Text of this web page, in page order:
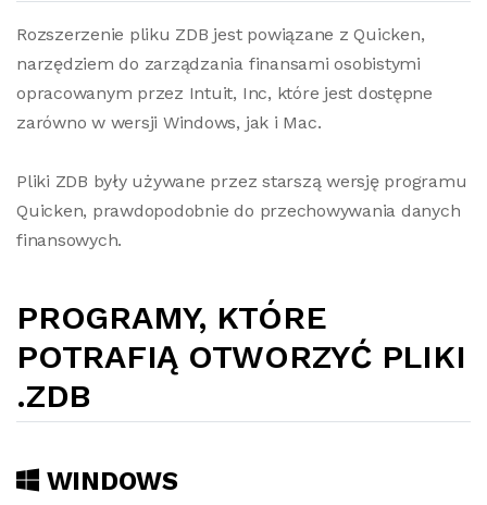
Rozszerzenie pliku ZDB jest powiązane z Quicken,
narzędziem do zarządzania finansami osobistymi
opracowanym przez Intuit, Inc, które jest dostępne
zarówno w wersji Windows, jak i Mac.
Pliki ZDB były używane przez starszą wersję programu
Quicken, prawdopodobnie do przechowywania danych
finansowych.
PROGRAMY, KTÓRE
POTRAFIĄ OTWORZYĆ PLIKI
.ZDB
WINDOWS